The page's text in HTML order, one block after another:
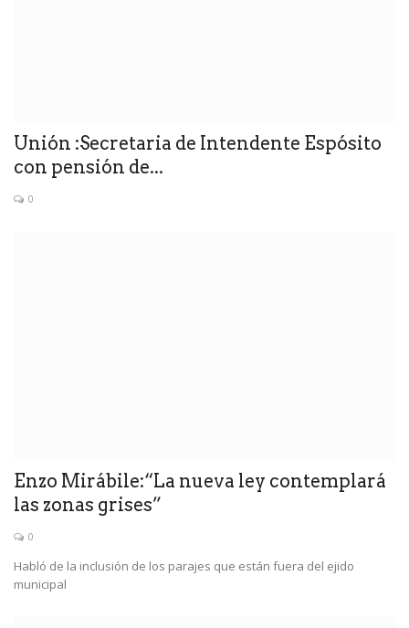
Unión :Secretaria de Intendente Espósito
con pensión de...
0
Enzo Mirábile:“La nueva ley contemplará
las zonas grises”
0
Habló de la inclusión de los parajes que están fuera del ejido
municipal